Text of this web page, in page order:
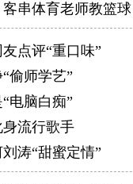
串体育老师教篮球
点评“重口味”
偷师学艺”
电脑白痴”
流行歌手
涛“甜蜜定情”